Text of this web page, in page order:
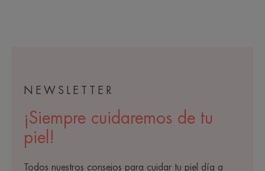
NEWSLETTER
¡Siempre cuidaremos de tu
piel!
Todos nuestros consejos para cuidar tu piel día a